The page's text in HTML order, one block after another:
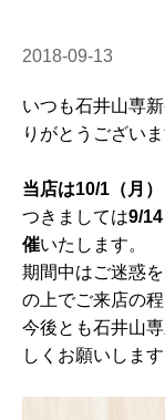
2018-09-13
いつも石井山専
りがとうございま
当店は10/1（月
つきましては9/
催いたします。
期間中はご迷惑
の上でご来店の
今後とも石井山
しくお願いします